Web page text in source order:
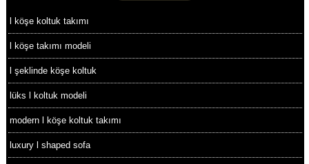
l köşe koltuk takımı
l köşe takımı modeli
l şeklinde köşe koltuk
lüks l koltuk modeli
modern l köşe koltuk takımı
luxury l shaped sofa